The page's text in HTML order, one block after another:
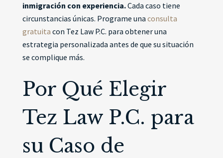
inmigración con experiencia.Cada caso tiene
circunstancias únicas. Programe una consulta
gratuita con Tez Law P.C. para obtener una
estrategia personalizada antes de que su situación
se complique más.
Por Qué Elegir
Tez Law P.C. para
su Caso de